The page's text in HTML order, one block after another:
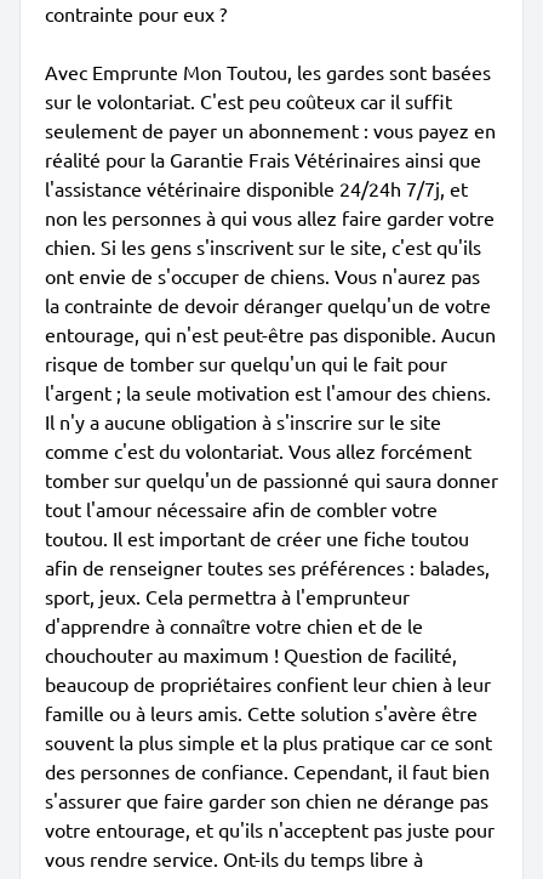
contrainte pour eux ?
Avec Emprunte Mon Toutou, les gardes sont basées
sur le volontariat. C'est peu coûteux car il suffit
seulement de payer un abonnement : vous payez en
réalité pour la Garantie Frais Vétérinaires ainsi que
l'assistance vétérinaire disponible 24/24h 7/7j, et
non les personnes à qui vous allez faire garder votre
chien. Si les gens s'inscrivent sur le site, c'est qu'ils
ont envie de s'occuper de chiens. Vous n'aurez pas
la contrainte de devoir déranger quelqu'un de votre
entourage, qui n'est peut-être pas disponible. Aucun
risque de tomber sur quelqu'un qui le fait pour
l'argent ; la seule motivation est l'amour des chiens.
Il n'y a aucune obligation à s'inscrire sur le site
comme c'est du volontariat. Vous allez forcément
tomber sur quelqu'un de passionné qui saura donner
tout l'amour nécessaire afin de combler votre
toutou. Il est important de créer une fiche toutou
afin de renseigner toutes ses préférences : balades,
sport, jeux. Cela permettra à l'emprunteur
d'apprendre à connaître votre chien et de le
chouchouter au maximum ! Question de facilité,
beaucoup de propriétaires confient leur chien à leur
famille ou à leurs amis. Cette solution s'avère être
souvent la plus simple et la plus pratique car ce sont
des personnes de confiance. Cependant, il faut bien
s'assurer que faire garder son chien ne dérange pas
votre entourage, et qu'ils n'acceptent pas juste pour
vous rendre service. Ont-ils du temps libre à